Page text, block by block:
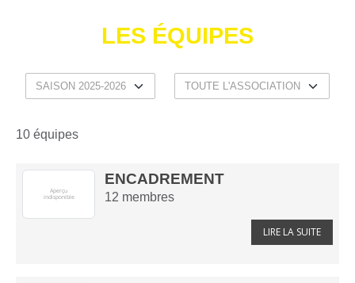
LES ÉQUIPES
10 équipes
ENCADREMENT
12 membres
LIRE LA SUITE